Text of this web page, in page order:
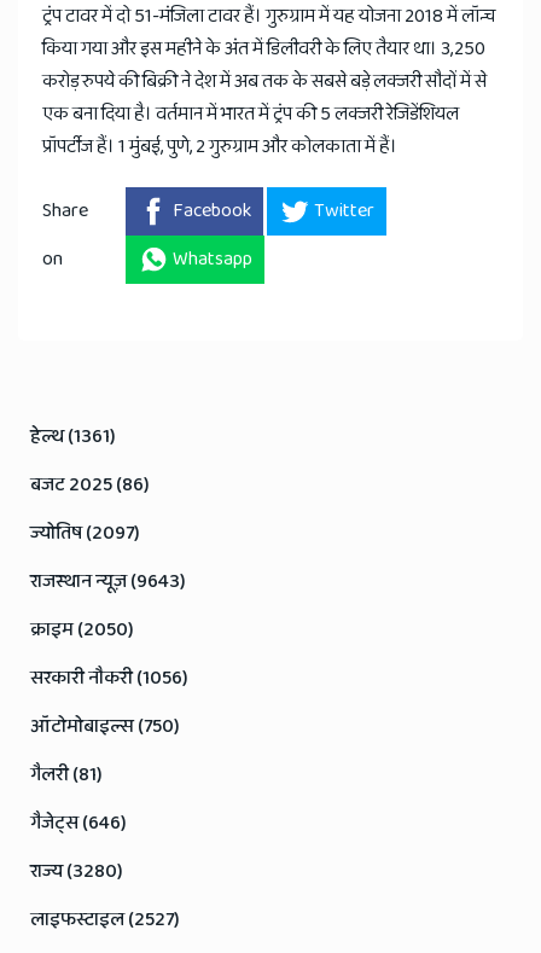
ट्रंप टावर में दो 51-मंजिला टावर हैं। गुरुग्राम में यह योजना 2018 में लॉन्च
किया गया और इस महीने के अंत में डिलीवरी के लिए तैयार था। 3,250
करोड़ रुपये की बिक्री ने देश में अब तक के सबसे बड़े लक्जरी सौदों में से
एक बना दिया है। वर्तमान में भारत में ट्रंप की 5 लक्जरी रेजिडेंशियल
प्रॉपर्टीज हैं। 1 मुंबई, पुणे, 2 गुरुग्राम और कोलकाता में हैं।
Share
on
Facebook
Twitter
Whatsapp
हेल्थ (1361)
बजट 2025 (86)
ज्योतिष (2097)
राजस्थान न्यूज़ (9643)
क्राइम (2050)
सरकारी नौकरी (1056)
ऑटोमोबाइल्स (750)
गैलरी (81)
गैजेट्स (646)
राज्य (3280)
लाइफस्टाइल (2527)